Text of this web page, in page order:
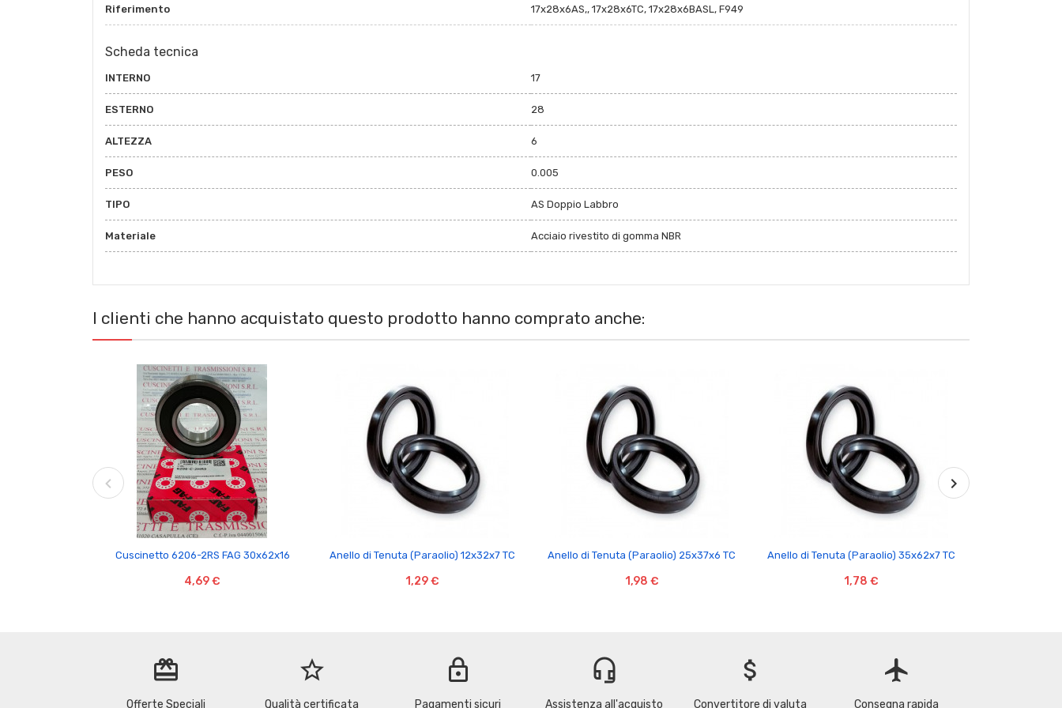
Riferimento 17x28x6AS,, 17x28x6TC, 17x28x6BASL, F949
Scheda tecnica
INTERNO 17
ESTERNO 28
ALTEZZA 6
PESO 0.005
TIPO AS Doppio Labbro
Materiale Acciaio rivestito di gomma NBR
I clienti che hanno acquistato questo prodotto hanno comprato anche:

Cuscinetto 6206-2RS FAG 30x62x16
4,69 €

Anello di Tenuta (Paraolio) 12x32x7 TC
1,29 €

Anello di Tenuta (Paraolio) 25x37x6 TC
1,98 €

Anello di Tenuta (Paraolio) 35x62x7 TC
1,78 €
redeem
Offerte Speciali
star_border
Qualità certificata
lock
Pagamenti sicuri
headset_mic
Assistenza all'acquisto
attach_money
Convertitore di valuta
flight
Consegna rapida